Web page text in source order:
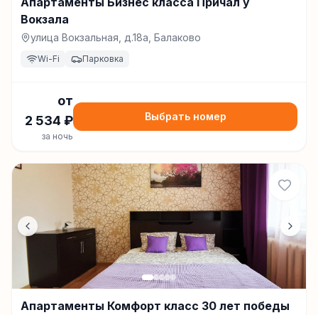
Вокзала
улица Вокзальная, д.18а, Балаково
Wi-Fi Парковка
от
2 534 ₽
за ночь
Выбрать номер
Апартаменты Комфорт класс 30 лет победы